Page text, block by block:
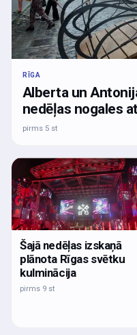
RĪGA
Alberta un
nedēļas nogales
pirms 5 st
Šajā nedēļas izskaņā
plānota Rīgas svētku
kulminācija
pirms 9 st